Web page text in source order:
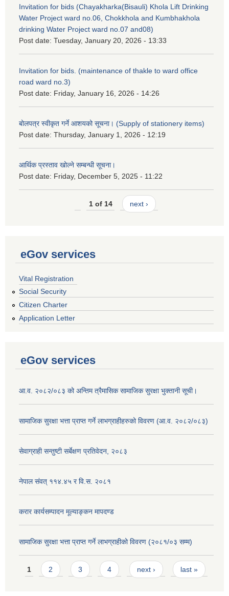
Invitation for bids (Chayakharka(Bisauli) Khola Lift Drinking
Water Project ward no.06, Chokkhola and Kumbhakhola
drinking Water Project ward no.07 and08)
Post date: Tuesday, January 20, 2026 - 13:33
Invitation for bids. (maintenance of thakle to ward office
road ward no.3)
Post date: Friday, January 16, 2026 - 14:26
बोलपत्र स्वीकृत गर्ने आशयको सूचना। (Supply of stationery items)
Post date: Thursday, January 1, 2026 - 12:19
आर्थिक प्रस्ताव खोल्ने सम्बन्धी सूचना।
Post date: Friday, December 5, 2025 - 11:22
1 of 14 next ›
eGov services
Vital Registration
Social Security
Citizen Charter
Application Letter
eGov services
आ.व. २०८२/०८३ को अन्तिम त्रैमासिक सामाजिक सुरक्षा भुक्तानी सूची।
सामाजिक सुरक्षा भत्ता प्राप्त गर्ने लाभग्राहीहरुको विवरण (आ.व. २०८२/०८३)
सेवाग्राही सन्तुष्टी सर्बेक्षण प्रतिवेदन, २०८३
नेपाल संवत् ११४.४५ र वि.स. २०८१
करार कार्यसम्पादन मूल्याङ्कन मापदण्ड
सामाजिक सुरक्षा भत्ता प्राप्त गर्ने लाभग्राहीको विवरण (२०८१/०३ सम्म)
Pages
1 2 3 4 next › last »